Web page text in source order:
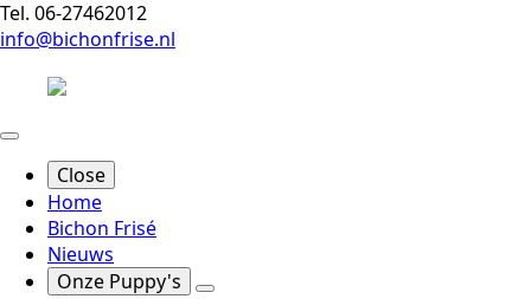
Tel. 06-27462012
info@bichonfrise.nl
Close
Home
Bichon Frisé
Nieuws
Onze Puppy's